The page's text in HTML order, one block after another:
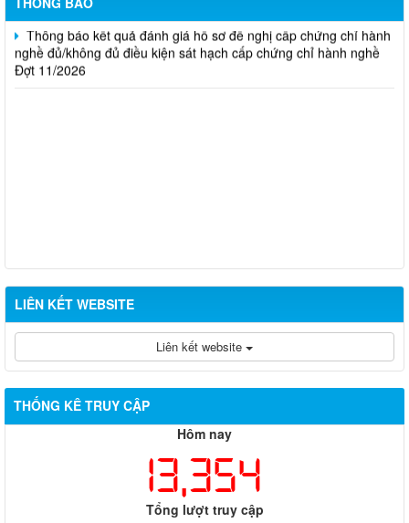
Thông báo kết quả đánh giá hồ sơ đề nghị cấp chứng chỉ hành
nghề đủ/không đủ điều kiện sát hạch cấp chứng chỉ hành nghề
Đợt 11/2026
LIÊN KẾT WEBSITE
Liên kết website
THỐNG KÊ TRUY CẬP
Hôm nay
13,354
Tổng lượt truy cập